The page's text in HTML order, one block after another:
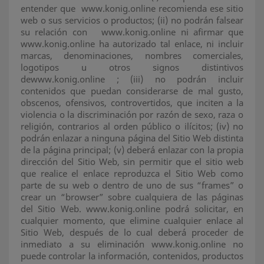
entender que www.konig.online recomienda ese sitio
web o sus servicios o productos; (ii) no podrán falsear
su relación con www.konig.online ni afirmar que
www.konig.online ha autorizado tal enlace, ni incluir
marcas, denominaciones, nombres comerciales,
logotipos u otros signos distintivos
dewww.konig.online ; (iii) no podrán incluir
contenidos que puedan considerarse de mal gusto,
obscenos, ofensivos, controvertidos, que inciten a la
violencia o la discriminación por razón de sexo, raza o
religión, contrarios al orden público o ilícitos; (iv) no
podrán enlazar a ninguna página del Sitio Web distinta
de la página principal; (v) deberá enlazar con la propia
dirección del Sitio Web, sin permitir que el sitio web
que realice el enlace reproduzca el Sitio Web como
parte de su web o dentro de uno de sus “frames” o
crear un “browser” sobre cualquiera de las páginas
del Sitio Web. www.konig.online podrá solicitar, en
cualquier momento, que elimine cualquier enlace al
Sitio Web, después de lo cual deberá proceder de
inmediato a su eliminación www.konig.online no
puede controlar la información, contenidos, productos